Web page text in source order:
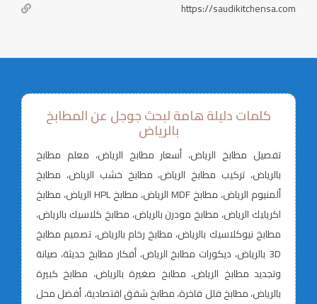
https://saudikitchensa.com
كلمات دليلة هامة لبحث جوجل عن المطابخ
بالرياض
تفصيل مطابخ الرياض، أسعار مطابخ الرياض، معلم مطابخ
بالرياض، تركيب مطابخ الرياض، مطابخ خشب الرياض، مطابخ
ألمنيوم الرياض، مطابخ MDF الرياض، مطابخ HPL الرياض، مطابخ
اكريليك الرياض، مطابخ مودرن بالرياض، مطابخ كلاسيك بالرياض،
مطابخ نيوكلاسيك بالرياض، مطابخ رخام بالرياض، تصميم مطابخ
3D بالرياض، ديكورات مطابخ الرياض، أفكار مطابخ حديثة، صيانة
وتجديد مطابخ الرياض، مطابخ صغيرة بالرياض، مطابخ كبيرة
بالرياض، مطابخ فلل فاخرة، مطابخ شقق اقتصادية، أفضل محل